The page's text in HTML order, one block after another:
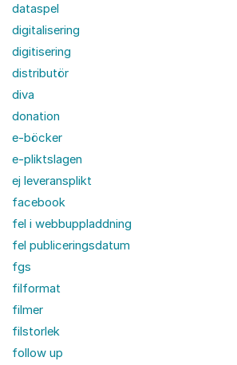
dataspel
digitalisering
digitisering
distributör
diva
donation
e-böcker
e-pliktslagen
ej leveransplikt
facebook
fel i webbuppladdning
fel publiceringsdatum
fgs
filformat
filmer
filstorlek
follow up